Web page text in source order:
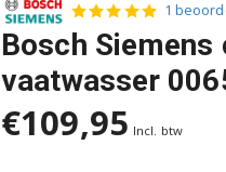
1
Bosch
vaatwasser
€109,95 Incl. btw